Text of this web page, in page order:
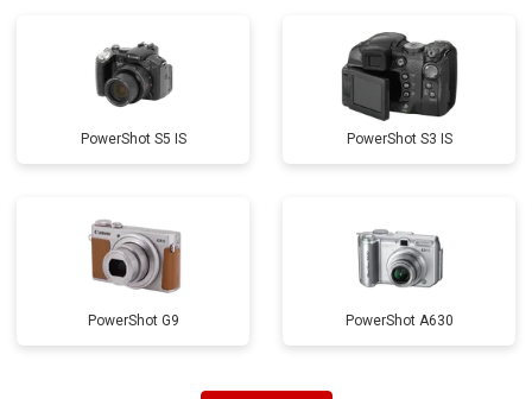
PowerShot S5 IS PowerShot S3 IS
PowerShot G9 PowerShot A630